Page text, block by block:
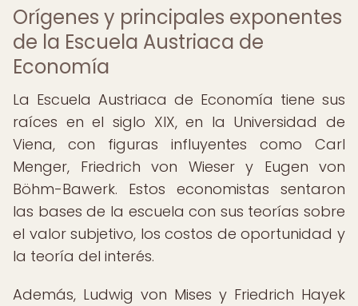
Orígenes y principales exponentes
de la Escuela Austriaca de
Economía
La Escuela Austriaca de Economía tiene sus
raíces en el siglo XIX, en la Universidad de
Viena, con figuras influyentes como Carl
Menger, Friedrich von Wieser y Eugen von
Böhm-Bawerk. Estos economistas sentaron
las bases de la escuela con sus teorías sobre
el valor subjetivo, los costos de oportunidad y
la teoría del interés.
Además, Ludwig von Mises y Friedrich Hayek